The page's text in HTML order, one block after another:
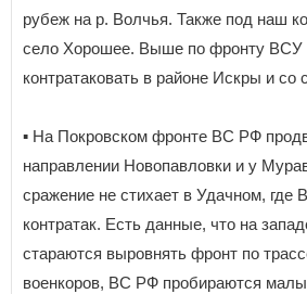
рубеж на р. Волчья. Также под наш
село Хорошее. Выше по фронту ВСУ
контратаковать в районе Искры и со
▪️ На Покровском фронте ВС РФ
направлении Новопавловки и у
сражение не стихает в Удачном,
контратак. Есть данные, что на
стараются выровнять фронт по
военкоров, ВС РФ пробираются